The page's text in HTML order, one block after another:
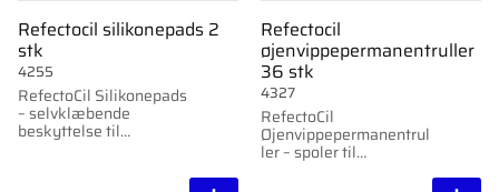
Refectocil silikonepads 2
stk
RefectoCil Silikonepads
– selvklæbende
beskyttelse til
4255
Refectocil
øjenvippepermanentruller
36 stk
RefectoCil
Øjenvippepermanentrul
ler – spoler til
4327